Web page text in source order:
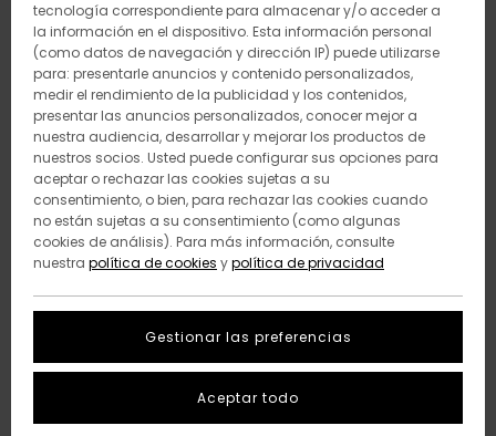
tecnología correspondiente para almacenar y/o acceder a
la información en el dispositivo. Esta información personal
(como datos de navegación y dirección IP) puede utilizarse
para: presentarle anuncios y contenido personalizados,
medir el rendimiento de la publicidad y los contenidos,
presentar las anuncios personalizados, conocer mejor a
nuestra audiencia, desarrollar y mejorar los productos de
nuestros socios. Usted puede configurar sus opciones para
aceptar o rechazar las cookies sujetas a su
consentimiento, o bien, para rechazar las cookies cuando
no están sujetas a su consentimiento (como algunas
cookies de análisis). Para más información, consulte
nuestra política de cookies ypolítica de privacidad
Gestionar las preferencias
Aceptar todo